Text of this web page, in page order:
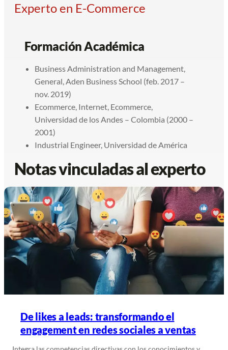
Experto en E-Commerce
Formación Académica
Business Administration and Management,
General, Aden Business School (feb. 2017 –
nov. 2019)
Ecommerce, Internet, Ecommerce,
Universidad de los Andes – Colombia (2000 –
2001)
Industrial Engineer, Universidad de América
Notas vinculadas al experto
De likes a leads: transformando el
engagement en redes sociales a ventas